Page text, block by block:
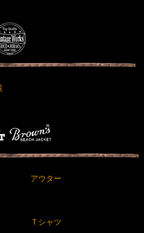
アウター
Ｔシャツ